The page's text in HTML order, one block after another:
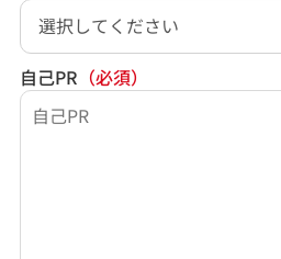
自己PR （必須）